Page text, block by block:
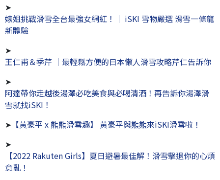
➤
婊姐挑戰滑雪全台最強女網紅！│ iSKI 雪物嚴選 滑雪一條龍
新體驗
➤
王仁甫＆季芹 │最輕鬆方便的日本懶人滑雪攻略芹仁告訴你
➤
阿達帶你走越後湯澤必吃美食與必喝清酒！再告訴你湯澤滑
雪就找iSKI！
➤ 【黃豪平 x 熊熊滑雪趣】 黃豪平與熊熊來iSKI滑雪啦！
➤
【2022 Rakuten Girls】夏日避暑最佳解！滑雪擊退你的心煩
意亂！